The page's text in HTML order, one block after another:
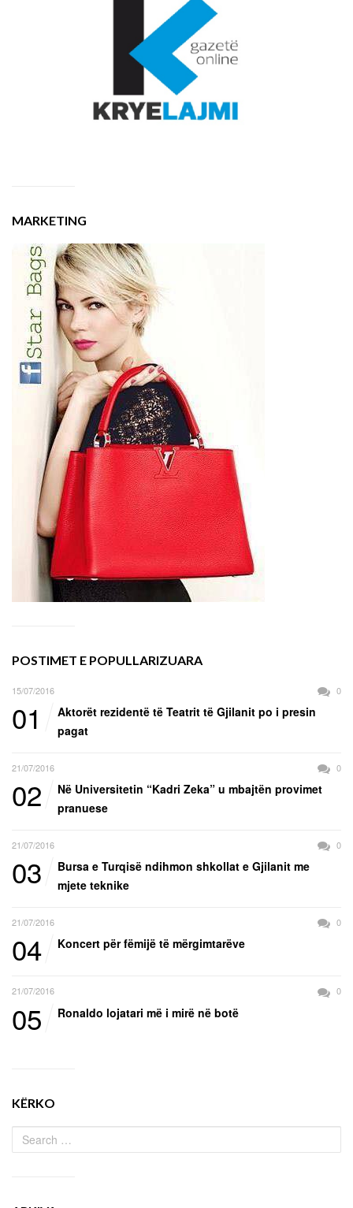
MARKETING
POSTIMET E POPULLARIZUARA
15/07/2016 0
01
Aktorët rezidentë të Teatrit të Gjilanit po i presin
pagat
21/07/2016 0
02
Në Universitetin “Kadri Zeka” u mbajtën provimet
pranuese
21/07/2016 0
03
Bursa e Turqisë ndihmon shkollat e Gjilanit me
mjete teknike
21/07/2016 0
04 Koncert për fëmijë të mërgimtarëve
21/07/2016 0
05 Ronaldo lojatari më i mirë në botë
KËRKO